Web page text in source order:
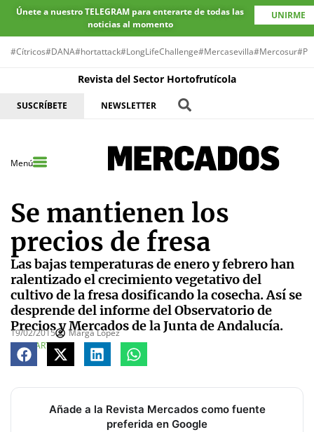
Únete a nuestro TELEGRAM para enterarte de todas las
noticias al momento
UNIRME
#Cítricos#DANA#hortattack#LongLifeChallenge#Mercasevilla#Mercosur
Revista del Sector Hortofrutícola
SUSCRÍBETE NEWSLETTER
Menú
Se mantienen los
precios de fresa
Las bajas temperaturas de enero y febrero han
ralentizado el crecimiento vegetativo del
cultivo de la fresa dosificando la cosecha. Así se
desprende del informe del Observatorio de
Precios y Mercados de la Junta de Andalucía.
19/02/2015
Marga López
COMPARTE
Añade a la Revista Mercados como fuente
preferida en Google